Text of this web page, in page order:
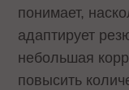
понимает,
адаптирует
небольшая
повысить